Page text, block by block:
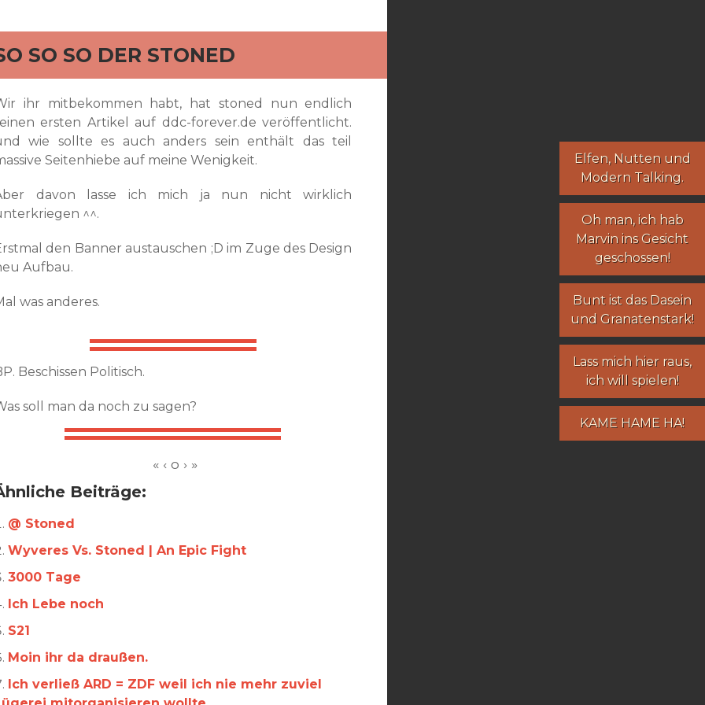
Elfen, Nuttenund
Modern Talking.
Oh man, ich hab
Marvin ins Gesicht
geschossen!
Bunt ist das Dasein
und Granatenstark!
Lass mich hier raus,
ich will spielen!
KAME HAME HA!
SO SO DER STONED
ihr mitbekommen habt, hat stoned nun endlich
ersten Artikel auf ddc-forever.de veröffentlicht.
wie sollte es auch anders sein enthält das teil
Seitenhiebe auf meine Wenigkeit.
davon lasse ich mich ja nun nicht wirklich
^^.
den Banner austauschen ;D im Zuge des Design
Aufbau.
was anderes.
Beschissen Politisch.
soll man da noch zu sagen?
Beiträge:
@ Stoned
Wyveres Vs. Stoned | An Epic Fight
3000 Tage
Ich Lebe noch
S21
Moin ihr da draußen.
Ich verließ ARD = ZDF weil ich nie mehr zuviel